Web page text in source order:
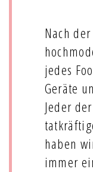
Nach
jedes
Geräte
Jeder
haben
immer